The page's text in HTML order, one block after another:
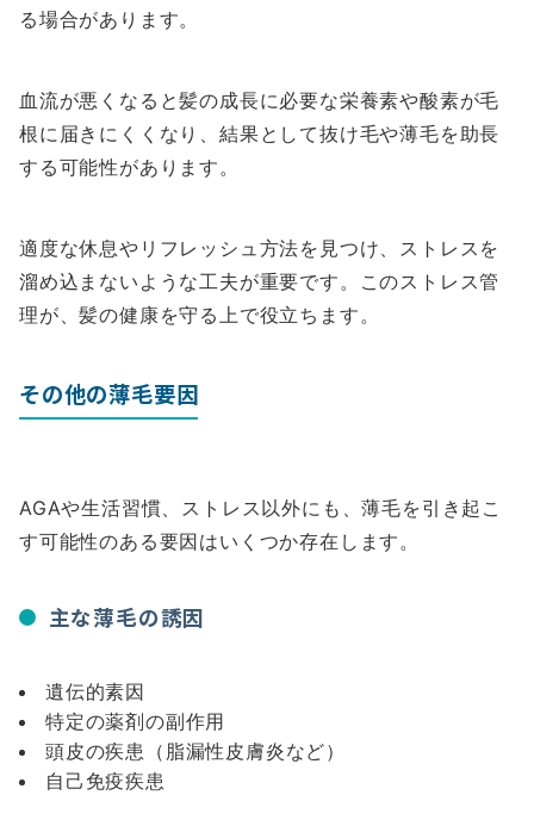
る場合があります。
血流が悪くなると髪の成長に必要な栄養素や酸素が毛
根に届きにくくなり、結果として抜け毛や薄毛を助長
する可能性があります。
適度な休息やリフレッシュ方法を見つけ、ストレスを
溜め込まないような工夫が重要です。このストレス管
理が、髪の健康を守る上で役立ちます。
その他の薄毛要因
AGAや生活習慣、ストレス以外にも、薄毛を引き起こ
す可能性のある要因はいくつか存在します。
主な薄毛の誘因
遺伝的素因
特定の薬剤の副作用
頭皮の疾患（脂漏性皮膚炎など）
自己免疫疾患